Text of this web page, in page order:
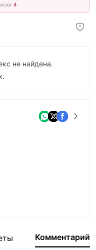
4
не найдена.
Комментарий